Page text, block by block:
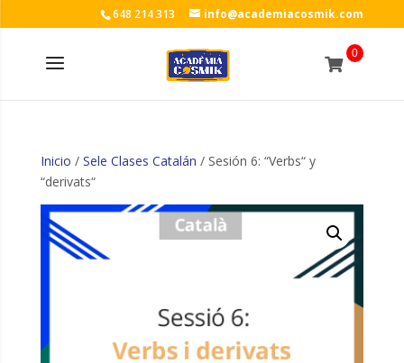
648 214 313 info@academiacosmik.com
0
Inicio / Sele Clases Catalán / Sesión 6: “Verbs“ y
“derivats“